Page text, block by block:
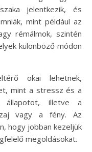
jelentkezik, és
mint például az
rémálmok, szintén
különböző módon
okai lehetnek,
mint a stressz és a
állapotot, illetve a
vagy a fény. Az
hogy jobban kezeljük
megoldásokat.